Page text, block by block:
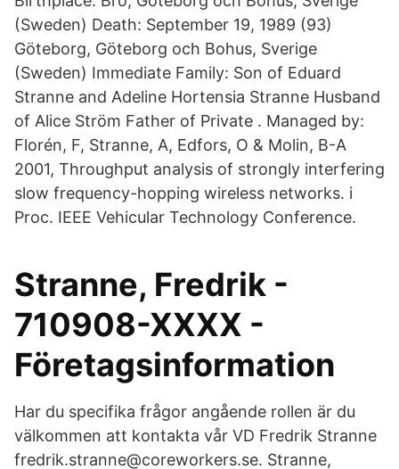
(Sweden) Death: September 19, 1989 (93)
Göteborg, Göteborg och Bohus, Sverige
(Sweden) Immediate Family: Son of Eduard
Stranne and Adeline Hortensia Stranne Husband
of Alice Ström Father of Private . Managed by:
Florén, F, Stranne, A, Edfors, O & Molin, B-A
2001, Throughput analysis of strongly interfering
slow frequency-hopping wireless networks. i
Proc. IEEE Vehicular Technology Conference.
Stranne, Fredrik -
710908-XXXX -
Företagsinformation
Har du specifika frågor angående rollen är du
välkommen att kontakta vår VD Fredrik Stranne
fredrik.stranne@coreworkers.se. Stranne,